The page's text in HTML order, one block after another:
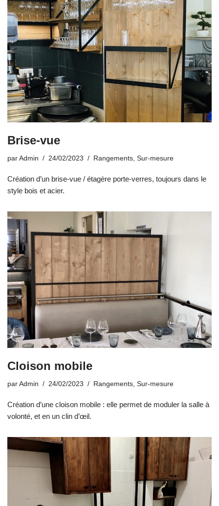
Brise-vue
par Admin 24/02/2023 Rangements, Sur-mesure
Création d’un brise-vue / étagère porte-verres, toujours dans le
style bois et acier.
Cloison mobile
par Admin 24/02/2023 Rangements, Sur-mesure
Création d’une cloison mobile : elle permet de moduler la salle à
volonté, et en un clin d’œil.